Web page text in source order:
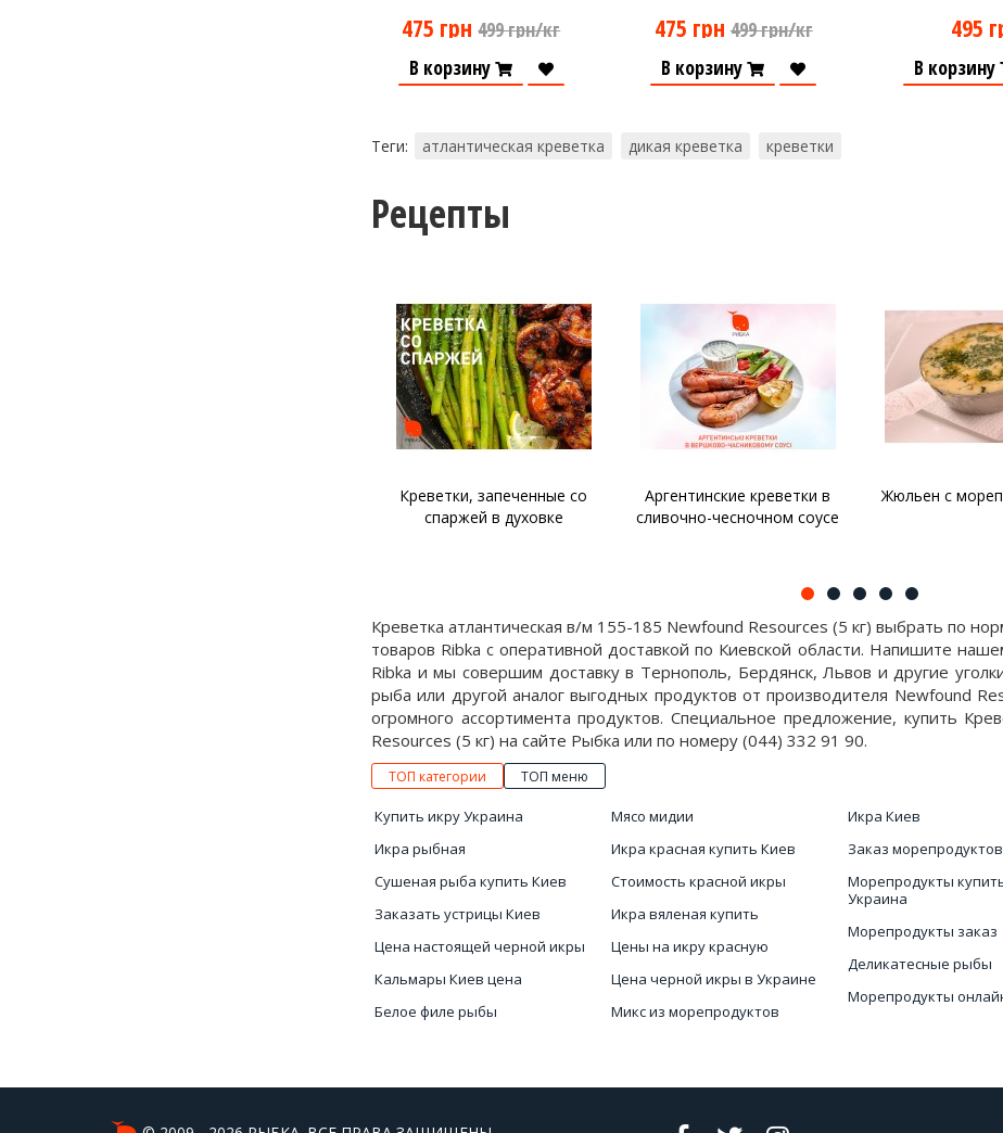
475 грн 499 грн/кг
В корзину
475 грн 499 грн/кг
В корзину
495
В корзину
Теги: атлантическая креветка дикая креветка креветки
Рецепты
Креветки, запеченные со
спаржей в духовке
Аргентинские креветки в
сливочно-чесночном соусе
Жюльен с
Креветка атлантическая в/м 155-185 Newfound Resources (5 кг) выбрать по
товаров Ribka с оперативной доставкой по Киевской области. Напишите
Ribka и мы совершим доставку в Тернополь, Бердянск, Львов и другие
рыба или другой аналог выгодных продуктов от производителя Newfound
огромного ассортимента продуктов. Специальное предложение, купить
Resources (5 кг) на сайте Рыбка или по номеру (044) 332 91 90.
ТОП категории ТОП меню
Купить икру Украина
Икра рыбная
Сушеная рыба купить Киев
Заказать устрицы Киев
Цена настоящей черной икры
Кальмары Киев цена
Белое филе рыбы
Мясо мидии
Икра красная купить Киев
Стоимость красной икры
Икра вяленая купить
Цены на икру красную
Цена черной икры в Украине
Микс из морепродуктов
Икра Киев
Заказ
Морепродукты
Украина
Морепродукты заказ
Деликатесные рыбы
Морепродукты